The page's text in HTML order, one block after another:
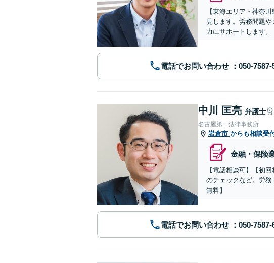
【東海エリア・神奈
見します。労務問題
力にサポートします。
電話でお問い合わせ
中川 匡亮 弁護士
名古屋第一法律事務所
岩倉市 からも相談受
金融・保険
【電話相談可】【初
のチェックなど。労
無料】
電話でお問い合わせ